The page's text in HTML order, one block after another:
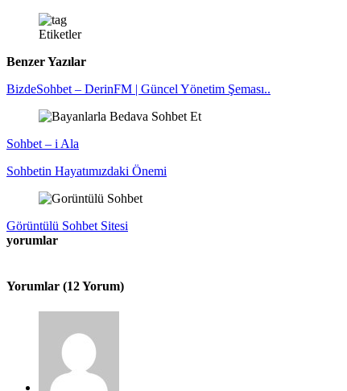
Etiketler
Benzer Yazılar
BizdeSohbet – DerinFM | Güncel Yönetim Şeması..
Sohbet – i Ala
Sohbetin Hayatımızdaki Önemi
Görüntülü Sohbet Sitesi
yorumlar
Yorumlar (12 Yorum)